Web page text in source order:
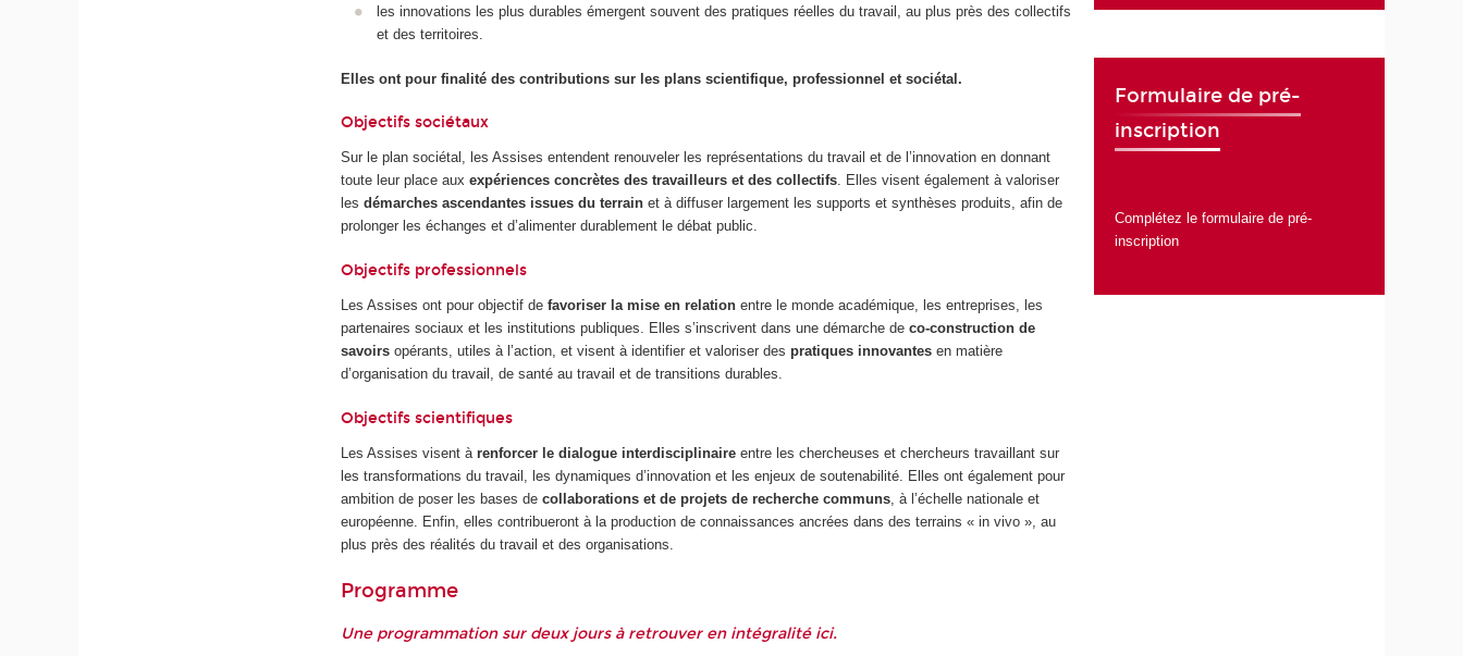
les innovations les plus durables émergent souvent des pratiques réelles du travail, au plus près des collectifs
et des territoires.
Elles ont pour finalité des contributions sur les plans scientifique, professionnel et sociétal.
Objectifs sociétaux
Sur le plan sociétal, les Assises entendent renouveler les représentations du travail et de l’innovation en donnant
toute leur place auxexpériences concrètes des travailleurs et des collectifs. Elles visent également à valoriser
lesdémarches ascendantes issues du terrain et à diffuser largement les supports et synthèses produits, afin de
prolonger les échanges et d’alimenter durablement le débat public.
Objectifs professionnels
Les Assises ont pour objectif defavoriser la mise en relation entre le monde académique, les entreprises, les
partenaires sociaux et les institutions publiques. Elles s’inscrivent dans une démarche deco-construction de
savoirs opérants, utiles à l’action, et visent à identifier et valoriser despratiques innovantes en matière
d’organisation du travail, de santé au travail et de transitions durables.
Objectifs scientifiques
Les Assises visent àrenforcer le dialogue interdisciplinaire entre les chercheuses et chercheurs travaillant sur
les transformations du travail, les dynamiques d’innovation et les enjeux de soutenabilité. Elles ont également pour
ambition de poser les bases decollaborations et de projets de recherche communs , à l’échelle nationale et
européenne. Enfin, elles contribueront à la production de connaissances ancrées dans des terrains « in vivo », au
plus près des réalités du travail et des organisations.
Programme
Une programmation sur deux jours à retrouver en intégralité ici.
Formulaire de pré-
inscription
Complétez le formulaire de pré-
inscription